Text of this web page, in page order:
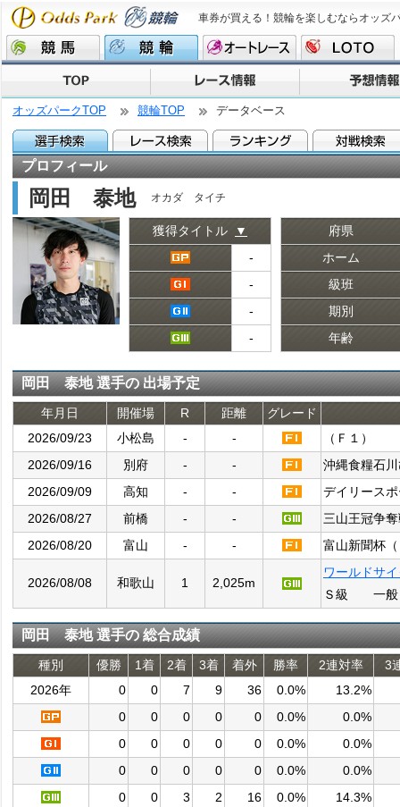
車券が買える！競輪を楽しむならオッズ
オッズパークTOP 競輪TOP データベース
プロフィール
岡田 泰地 オカダ タイチ
獲得タイトル
▼
‐
‐
‐
‐
府県
ホーム
級班
期別
年齢
岡田 泰地 選手の 出場予定
年月日 開催場 R 距離
グレード
2026/09/23
小松島 - -
（Ｆ１）
2026/09/16
別府 - -
沖縄食糧石
2026/09/09
高知 - -
デイリース
2026/08/27
前橋 - -
三山王冠争
2026/08/20
富山 - - 富山新聞杯
2026/08/08 和歌山 1 2,025m
ワールドサ
Ｓ級 一般
岡田 泰地 選手の 総合成績
種別 優勝 1着 2着 3着 着外 勝率 2連対率
3
2026年
0 0 7 9 36 0.0%
13.2%
0
0 0 0 0 0.0%
0.0%
0
0 0 0 0 0.0%
0.0%
0
0 0 0 0 0.0%
0.0%
0
0 3 2 16 0.0%
14.3%